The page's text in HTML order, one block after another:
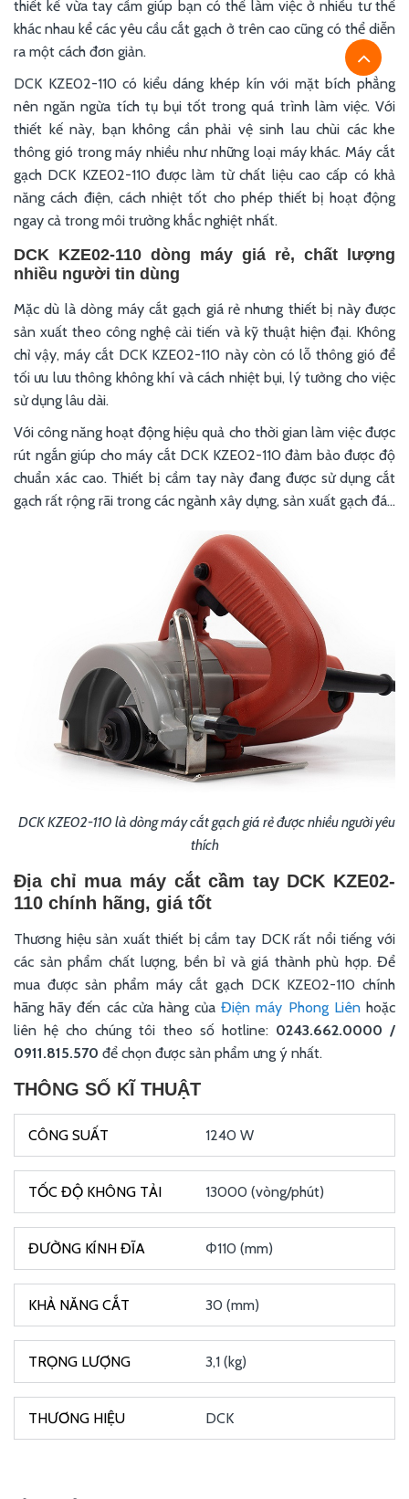
thiết kế vừa tay cầm giúp bạn có thể làm việc ở nhiều tư thế
khác nhau kể các yêu cầu cắt gạch ở trên cao cũng có thể diễn
ra một cách đơn giản.
DCK KZE02-110 có kiểu dáng khép kín với mặt bích phẳng
nên ngăn ngừa tích tụ bụi tốt trong quá trình làm việc. Với
thiết kế này, bạn không cần phải vệ sinh lau chùi các khe
thông gió trong máy nhiều như những loại máy khác. Máy cắt
gạch DCK KZE02-110 được làm từ chất liệu cao cấp có khả
năng cách điện, cách nhiệt tốt cho phép thiết bị hoạt động
ngay cả trong môi trường khắc nghiệt nhất.
DCK KZE02-110 dòng máy giá rẻ, chất lượng
nhiều người tin dùng
Mặc dù là dòng máy cắt gạch giá rẻ nhưng thiết bị này được
sản xuất theo công nghệ cải tiến và kỹ thuật hiện đại. Không
chỉ vậy, máy cắt DCK KZE02-110 này còn có lỗ thông gió để
tối ưu lưu thông không khí và cách nhiệt bụi, lý tưởng cho việc
sử dụng lâu dài.
Với công năng hoạt động hiệu quả cho thời gian làm việc được
rút ngắn giúp cho máy cắt DCK KZE02-110 đảm bảo được độ
chuẩn xác cao. Thiết bị cầm tay này đang được sử dụng cắt
gạch rất rộng rãi trong các ngành xây dựng, sản xuất gạch đá...
DCK KZE02-110 là dòng máy cắt gạch giá rẻ được nhiều người yêu
thích
Địa chỉ mua máy cắt cầm tay DCK KZE02-
110 chính hãng, giá tốt
Thương hiệu sản xuất thiết bị cầm tay DCK rất nổi tiếng với
các sản phẩm chất lượng, bền bỉ và giá thành phù hợp. Để
mua được sản phẩm máy cắt gạch DCK KZE02-110 chính
hãng hãy đến các cửa hàng củaĐiện máy Phong Liênhoặc
liên hệ cho chúng tôi theo số hotline: 0243.662.0000 /
0911.815.570 để chọn được sản phẩm ưng ý nhất.
THÔNG SỐ KĨ THUẬT
1240 W
13000 (vòng/phút)
Φ110 (mm)
30 (mm)
3,1 (kg)
DCK